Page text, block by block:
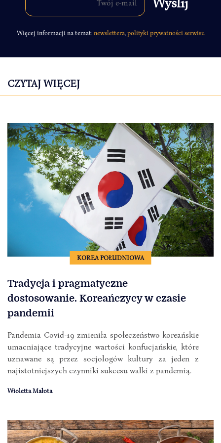
Więcej informacji na temat:newslettera polityki prywatności serwisu
CZYTAJ WIĘCEJ
KOREA POŁUDNIOWA
Tradycja i pragmatyczne
dostosowanie. Koreańczycy w czasie
pandemii
Pandemia Covid-19 zmieniła społeczeństwo koreańskie
umacniające tradycyjne wartości konfucjańskie, które
uznawane są przez socjologów kultury za jeden z
najistotniejszych czynniki sukcesu walki z pandemią.
Wioletta Małota